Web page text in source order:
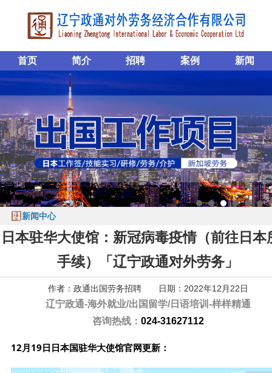
首页 简介 招聘 案例 新闻
新闻中心
日本驻华大使馆：新冠病毒疫情（前往日本
手续）「辽宁政通对外劳务」
作者：政通出国劳务招聘 日期：2022年12月22日
辽宁政通-海外就业/出国留学/日语培训-样样精通
咨询热线： 024-31627112
12月19日日本国驻华大使馆官网更新：